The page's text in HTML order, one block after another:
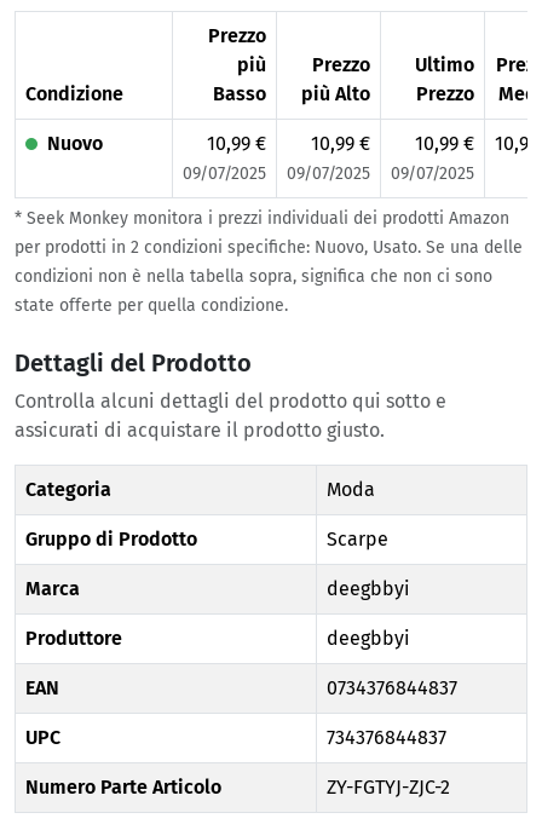
Condizione
Prezzo
più
Basso
Prezzo
più Alto
Ultimo
Prezzo
Nuovo 10,99 €
09/07/2025
10,99 €
09/07/2025
10,99 €
09/07/2025
* Seek Monkey monitora i prezzi individuali dei prodotti Amazon
per prodotti in 2 condizioni specifiche: Nuovo, Usato. Se una delle
condizioni non è nella tabella sopra, significa che non ci sono
state offerte per quella condizione.
Dettagli del Prodotto
Controlla alcuni dettagli del prodotto qui sotto e
assicurati di acquistare il prodotto giusto.
Categoria Moda
Gruppo di Prodotto Scarpe
Marca deegbbyi
Produttore deegbbyi
EAN 0734376844837
UPC 734376844837
Numero Parte Articolo ZY-FGTYJ-ZJC-2